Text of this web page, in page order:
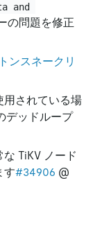
and
の問題を修正
トンスネークリ
用されている場
デッドループ
TiKV ノード
す#34906 @